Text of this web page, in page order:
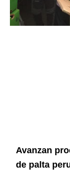
Avanzan
de palta